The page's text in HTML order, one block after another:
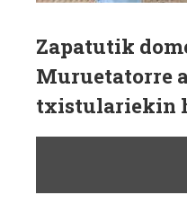
Zapatutik
Muruetatorre
txistulariekin